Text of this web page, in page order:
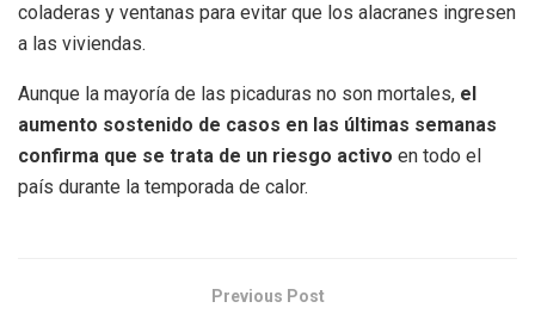
coladeras y ventanas para evitar que los alacranes ingresen
a las viviendas.
Aunque la mayoría de las picaduras no son mortales, el
aumento sostenido de casos en las últimas semanas
confirma que se trata de un riesgo activo en todo el
país durante la temporada de calor.
Previous Post